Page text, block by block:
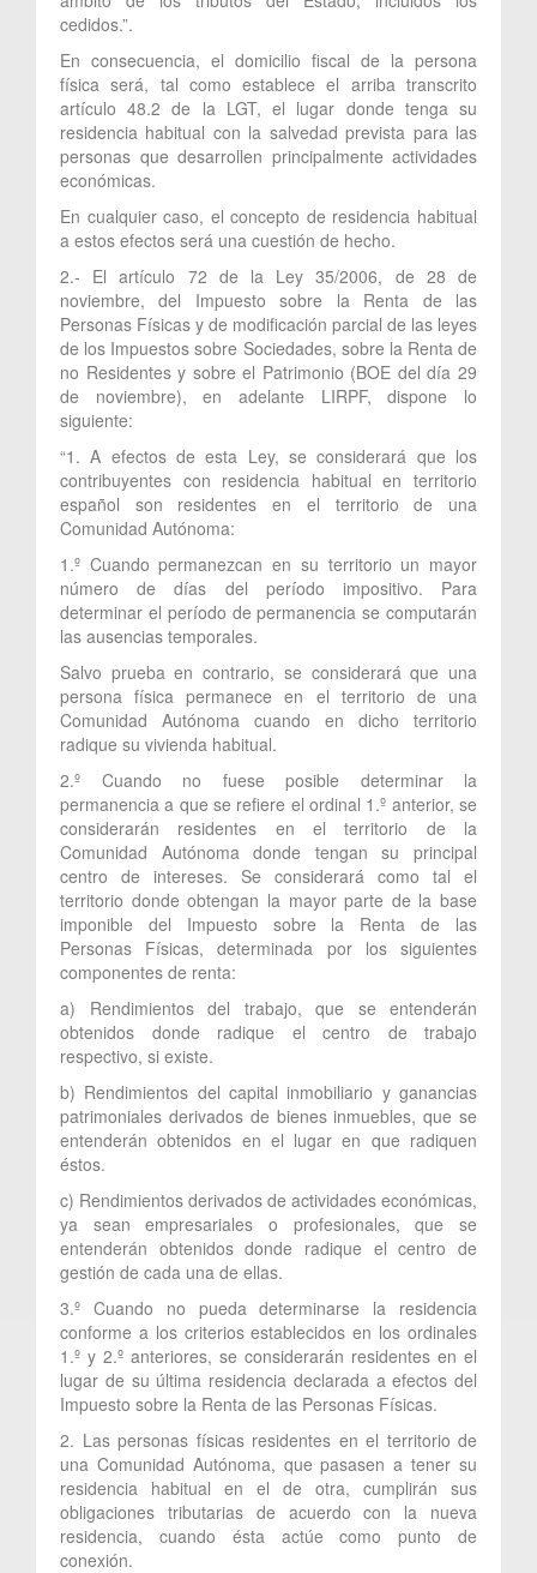
cedidos.”.
En consecuencia, el domicilio fiscal de la persona
física será, tal como establece el arriba transcrito
artículo 48.2 de la LGT, el lugar donde tenga su
residencia habitual con la salvedad prevista para las
personas que desarrollen principalmente actividades
económicas.
En cualquier caso, el concepto de residencia habitual
a estos efectos será una cuestión de hecho.
2.- El artículo 72 de la Ley 35/2006, de 28 de
noviembre, del Impuesto sobre la Renta de las
Personas Físicas y de modificación parcial de las leyes
de los Impuestos sobre Sociedades, sobre la Renta de
no Residentes y sobre el Patrimonio (BOE del día 29
de noviembre), en adelante LIRPF, dispone lo
siguiente:
“1. A efectos de esta Ley, se considerará que los
contribuyentes con residencia habitual en territorio
español son residentes en el territorio de una
Comunidad Autónoma:
1.º Cuando permanezcan en su territorio un mayor
número de días del período impositivo. Para
determinar el período de permanencia se computarán
las ausencias temporales.
Salvo prueba en contrario, se considerará que una
persona física permanece en el territorio de una
Comunidad Autónoma cuando en dicho territorio
radique su vivienda habitual.
2.º Cuando no fuese posible determinar la
permanencia a que se refiere el ordinal 1.º anterior, se
considerarán residentes en el territorio de la
Comunidad Autónoma donde tengan su principal
centro de intereses. Se considerará como tal el
territorio donde obtengan la mayor parte de la base
imponible del Impuesto sobre la Renta de las
Personas Físicas, determinada por los siguientes
componentes de renta:
a) Rendimientos del trabajo, que se entenderán
obtenidos donde radique el centro de trabajo
respectivo, si existe.
b) Rendimientos del capital inmobiliario y ganancias
patrimoniales derivados de bienes inmuebles, que se
entenderán obtenidos en el lugar en que radiquen
éstos.
c) Rendimientos derivados de actividades económicas,
ya sean empresariales o profesionales, que se
entenderán obtenidos donde radique el centro de
gestión de cada una de ellas.
3.º Cuando no pueda determinarse la residencia
conforme a los criterios establecidos en los ordinales
1.º y 2.º anteriores, se considerarán residentes en el
lugar de su última residencia declarada a efectos del
Impuesto sobre la Renta de las Personas Físicas.
2. Las personas físicas residentes en el territorio de
una Comunidad Autónoma, que pasasen a tener su
residencia habitual en el de otra, cumplirán sus
obligaciones tributarias de acuerdo con la nueva
residencia, cuando ésta actúe como punto de
conexión.